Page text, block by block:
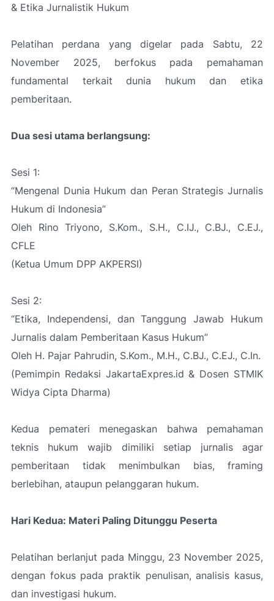
& Etika Jurnalistik Hukum
Pelatihan perdana yang digelar pada Sabtu, 22
November 2025, berfokus pada pemahaman
fundamental terkait dunia hukum dan etika
pemberitaan.
Dua sesi utama berlangsung:
Sesi 1:
“Mengenal Dunia Hukum dan Peran Strategis Jurnalis
Hukum di Indonesia”
Oleh Rino Triyono, S.Kom., S.H., C.IJ., C.BJ., C.EJ.,
CFLE
(Ketua Umum DPP AKPERSI)
Sesi 2:
“Etika, Independensi, dan Tanggung Jawab Hukum
Jurnalis dalam Pemberitaan Kasus Hukum”
Oleh H. Pajar Pahrudin, S.Kom., M.H., C.BJ., C.EJ., C.In.
(Pemimpin Redaksi JakartaExpres.id & Dosen STMIK
Widya Cipta Dharma)
Kedua pemateri menegaskan bahwa pemahaman
teknis hukum wajib dimiliki setiap jurnalis agar
pemberitaan tidak menimbulkan bias, framing
berlebihan, ataupun pelanggaran hukum.
Hari Kedua: Materi Paling Ditunggu Peserta
Pelatihan berlanjut pada Minggu, 23 November 2025,
dengan fokus pada praktik penulisan, analisis kasus,
dan investigasi hukum.